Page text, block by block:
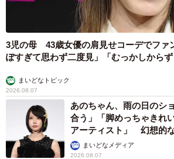
3児の母 43歳女優の肩見せコーデでフ
ぽすぎて思わず二度見」「むっかしからず
まいどなトピック
2026.08.07
あのちゃん、雨の日のシ
合う」「脚めっちゃきれ
アーティスト」 幻想的
まいどなメディア
2026.08.07